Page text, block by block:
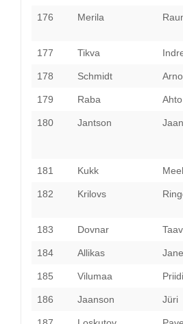
176 Merila
177 Tikva
178 Schmidt
179 Raba Ahto
180 Jantson Jaan
181 Kukk
182 Krilovs
183 Dovnar
184 Allikas
185 Vilumaa
186 Jaanson Jüri